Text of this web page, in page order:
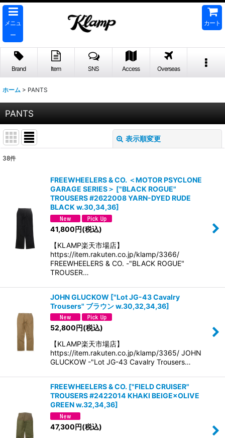
メニュ
ー
カート
Brand Item SNS Access Overseas
ホーム > PANTS
PANTS
表示順変更
絞り込む
38件
FREEWHEELERS & CO. ＜MOTOR PSYCLONE
GARAGE SERIES＞ ["BLACK ROGUE"
TROUSERS #2622008 YARN-DYED RUDE
BLACK w.30,34,36]
41,800円(税込)
【KLAMP楽天市場店】
https://item.rakuten.co.jp/klamp/3366/
FREEWHEELERS & CO. -"BLACK ROGUE"
TROUSER…
JOHN GLUCKOW ["Lot JG-43 Cavalry
Trousers" ブラウン w.30,32,34,36]
52,800円(税込)
【KLAMP楽天市場店】
https://item.rakuten.co.jp/klamp/3365/ JOHN
GLUCKOW -"Lot JG-43 Cavalry Trousers…
FREEWHEELERS & CO. ["FIELD CRUISER"
TROUSERS #2422014 KHAKI BEIGE×OLIVE
GREEN w.32,34,36]
47,300円(税込)